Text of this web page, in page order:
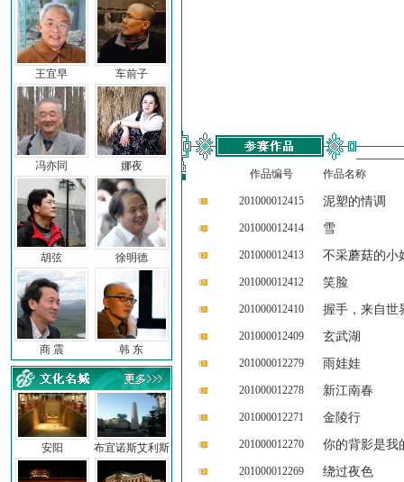
王宜早 车前子
冯亦同 娜夜
胡弦 徐明德
商 震 韩 东
安阳 布宜诺斯艾利斯
作品编号 作品名称
201000012415 泥塑的情调
201000012414 雪
201000012413 不采蘑菇的小
201000012412 笑脸
201000012410 握手，来自世
201000012409 玄武湖
201000012279 雨娃娃
201000012278 新江南春
201000012271 金陵行
201000012270 你的背影是我
201000012269 绕过夜色